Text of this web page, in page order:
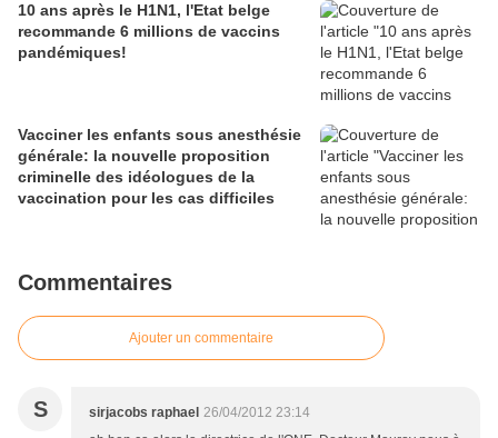
10 ans après le H1N1, l'Etat belge
recommande 6 millions de vaccins
pandémiques!
Vacciner les enfants sous anesthésie
générale: la nouvelle proposition
criminelle des idéologues de la
vaccination pour les cas difficiles
Commentaires
Ajouter un commentaire
S sirjacobs raphael 26/04/2012 23:14